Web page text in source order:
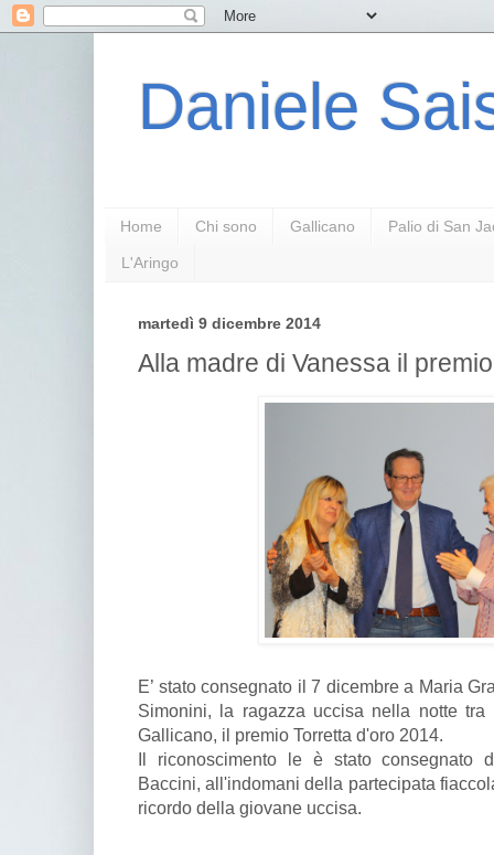
Daniele
Home Chi sono Gallicano Palio di San
L'Aringo
martedì 9 dicembre 2014
Alla madre di Vanessa il
E’ stato consegnato il 7 dicembre a Maria
Simonini, la ragazza uccisa nella notte
Gallicano, il premio Torretta d'oro 2014.
Il riconoscimento le è stato consegnato
Baccini, all'indomani della partecipata
ricordo della giovane uccisa.